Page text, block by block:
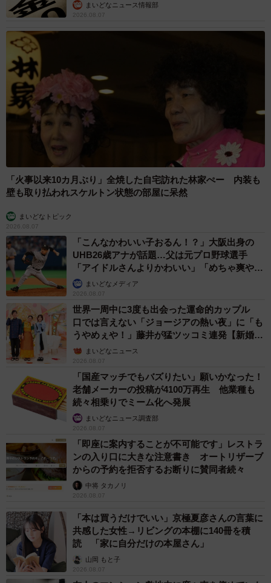
まいどなニュース情報部
2026.08.07
「火事以来10カ月ぶり」全焼した自宅訪れた林家ぺー 内装も
壁も取り払われスケルトン状態の部屋に呆然
まいどなトピック
2026.08.07
「こんなかわいい子おるん！？」大阪出身の
UHB26歳アナが話題…父は元プロ野球選手
「アイドルさんよりかわいい」「めちゃ爽や
か」まいどなメディア
2026.08.07
世界一周中に3度も出会った運命的カップル
口では言えない「ジョージアの熱い夜」に「も
うやめぇや！」藤井が猛ツッコミ連発【新婚さ
ん】まいどなニュース
2026.08.07
「国産マッチでもバズりたい」願いかなった！
老舗メーカーの投稿が4100万再生 他業種も
続々相乗りでミーム化へ発展
まいどなニュース調査部
2026.08.07
「即座に案内することが不可能です」レストラ
ンの入り口に大きな注意書き オートリザーブ
からの予約を拒否するお断りに賛同者続々
中将 タカノリ
2026.08.07
「本は買うだけでいい」京極夏彦さんの言葉に
共感した女性→リビングの本棚に140冊を積
読 「家に自分だけの本屋さん」
山岡 もと子
2026.08.07